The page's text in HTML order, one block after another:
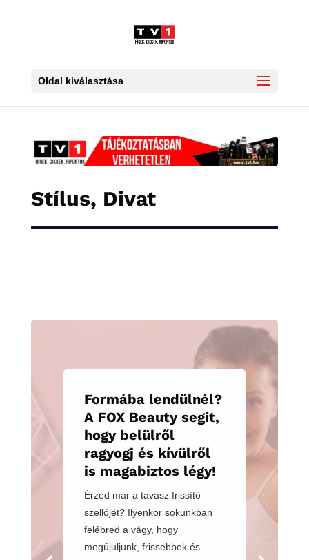
Oldal kiválasztása
Stílus, Divat
Formába lendülnél?
A FOX Beauty segít,
hogy belülről
ragyogj és kívülről
is magabiztos légy!
Érzed már a tavasz frissítő
szellőjét? Ilyenkor sokunkban
felébred a vágy, hogy
megújuljunk, frissebbek és